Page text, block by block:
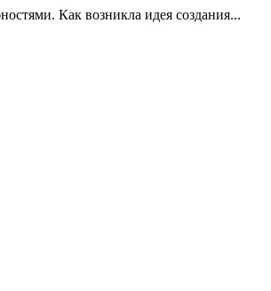
Как возникла идея создания...